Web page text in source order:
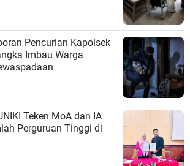
Pencurian Kapolsek
Imbau Warga
Teken MoA dan IA
Perguruan Tinggi di